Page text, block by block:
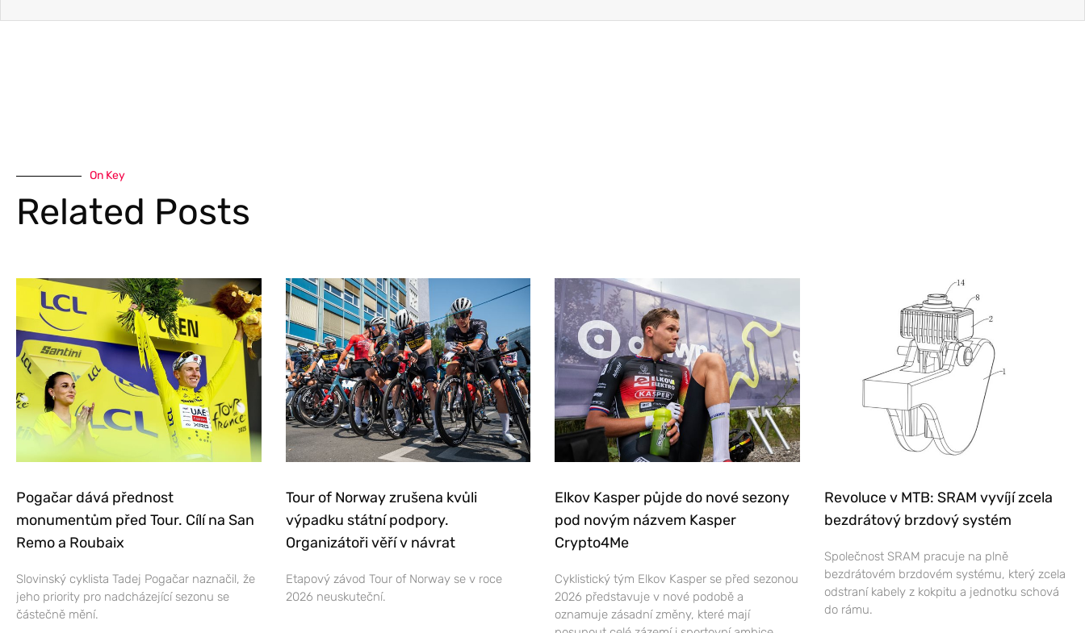
On Key
Related Posts
Pogačar dává přednost
monumentům před Tour. Cílí na San
Remo a Roubaix
Slovinský cyklista Tadej Pogačar naznačil, že
jeho priority pro nadcházející sezonu se
částečně mění.
Tour of Norway zrušena kvůli
výpadku státní podpory.
Organizátoři věří v návrat
Etapový závod Tour of Norway se v roce
2026 neuskuteční.
Elkov Kasper půjde do nové sezony
pod novým názvem Kasper
Crypto4Me
Cyklistický tým Elkov Kasper se před sezonou
2026 představuje v nové podobě a
oznamuje zásadní změny, které mají
Revoluce v MTB: SRAM vyvíjí zcela
bezdrátový brzdový systém
Společnost SRAM pracuje na plně
bezdrátovém brzdovém systému, který zcela
odstraní kabely z kokpitu a jednotku schová
do rámu.